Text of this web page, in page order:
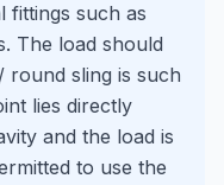
fittings such as
The load should
round sling is such
lies directly
and the load is
to use the